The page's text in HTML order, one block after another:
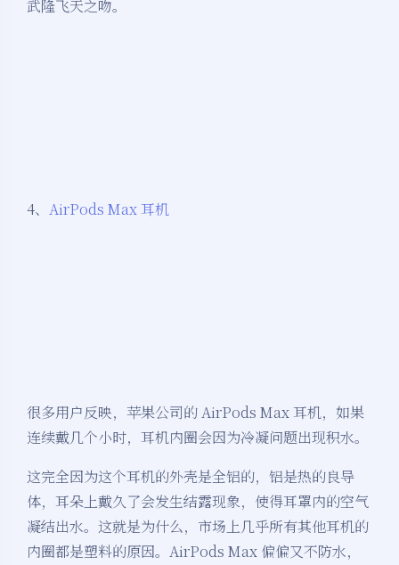
武隆飞天之吻。
4、 AirPods Max 耳机
很多用户反映，苹果公司的 AirPods Max 耳机，如果
连续戴几个小时，耳机内圈会因为冷凝问题出现积水。
这完全因为这个耳机的外壳是全铝的，铝是热的良导
体，耳朵上戴久了会发生结露现象，使得耳罩内的空气
凝结出水。这就是为什么，市场上几乎所有其他耳机的
内圈都是塑料的原因。AirPods Max 偏偏又不防水，